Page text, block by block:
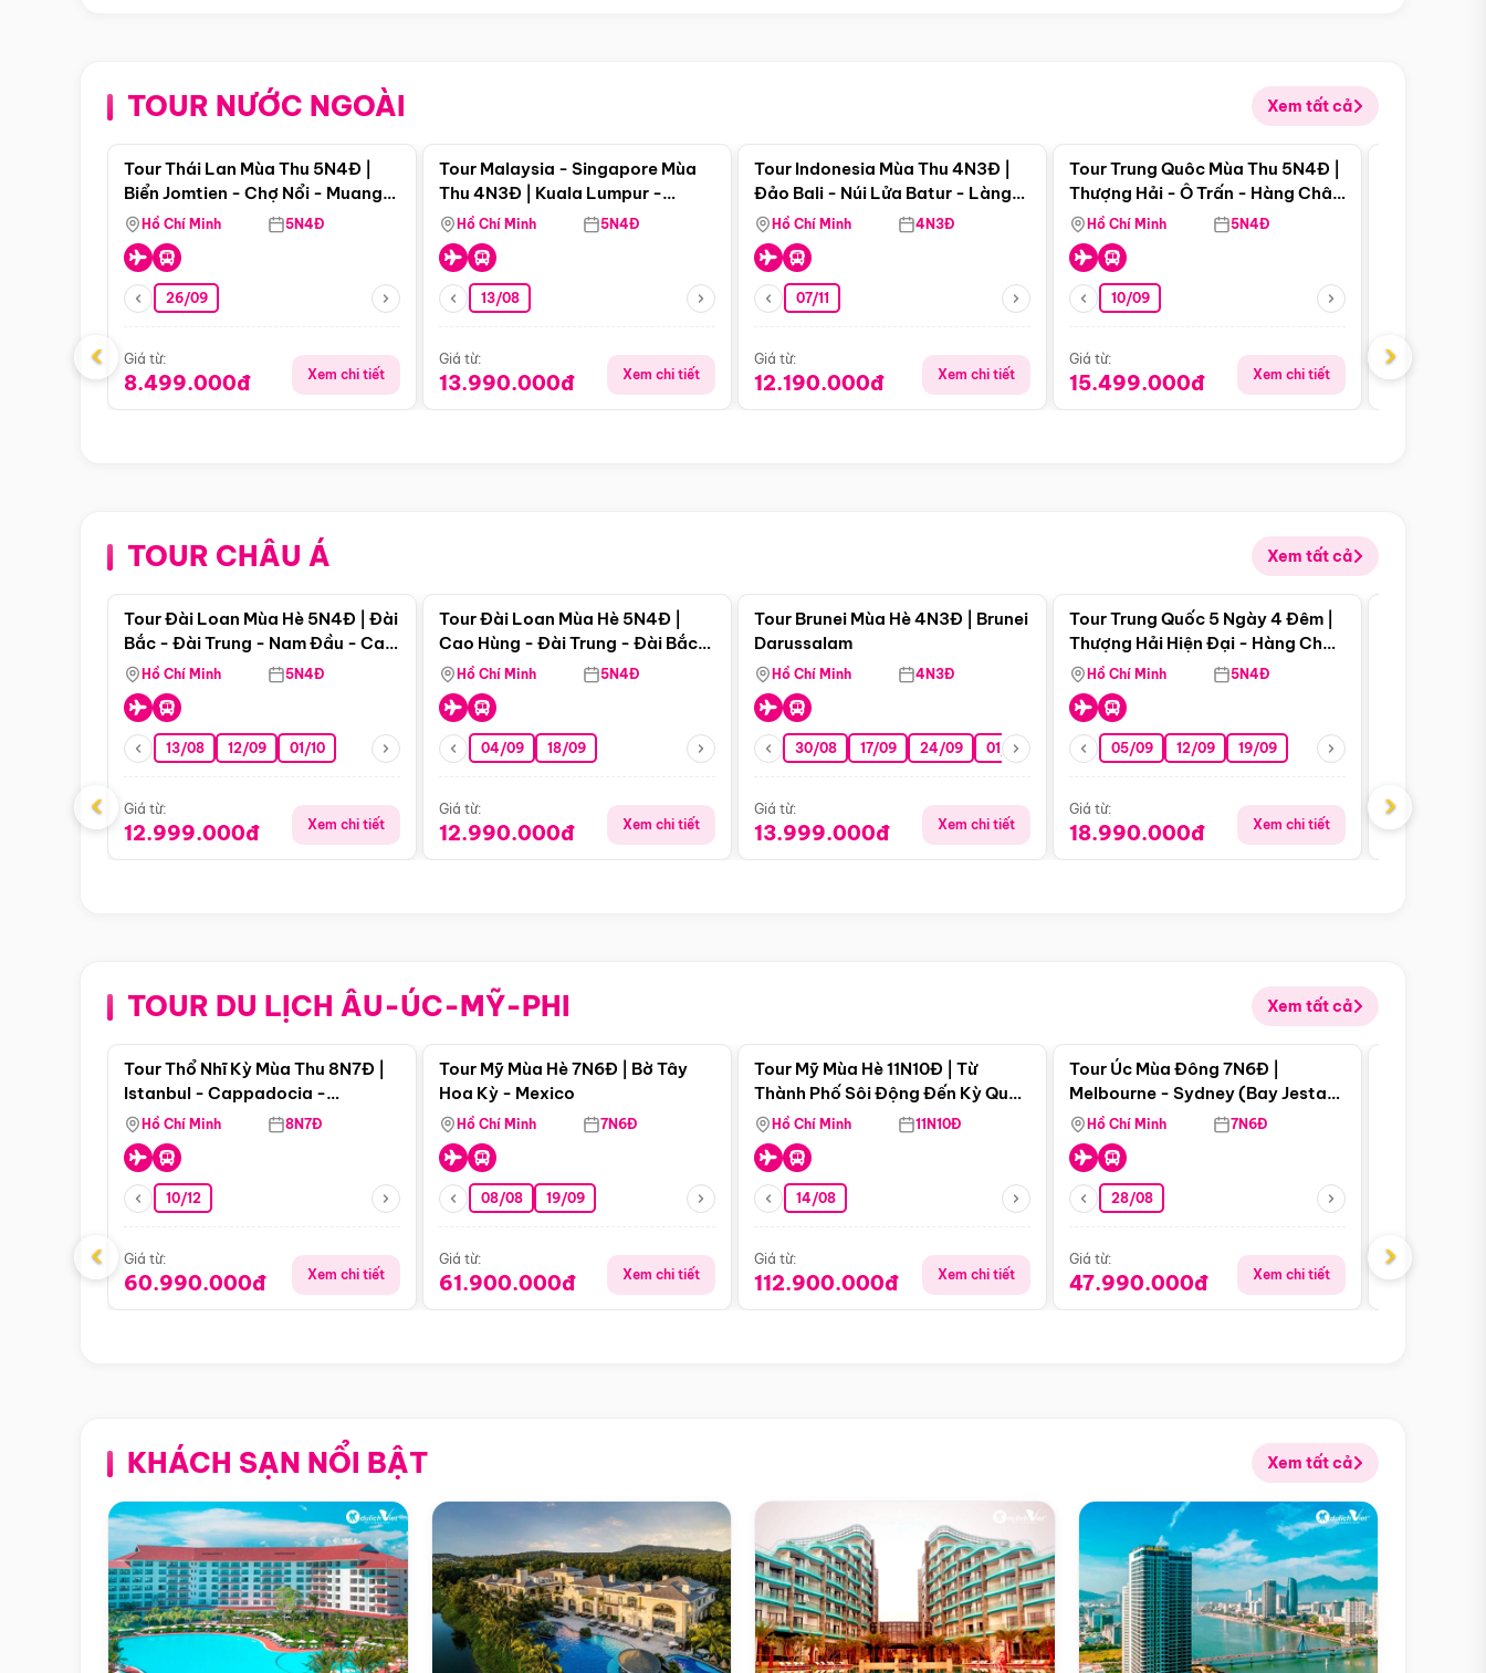
TOUR NƯỚC NGOÀI Xem tất cả
Điểm nổi bật
Tour Thái Lan Mùa Thu 5N4Đ |
Biển Jomtien - Chợ Nổi - Muang
Boran - Suanthai
Hồ Chí Minh 5N4Đ
26/09
Giá từ:
8.499.000đ Xem chi tiết
Tour Malaysia - Singapore Mùa
Thu 4N3Đ | Kuala Lumpur -
Malacca - Johor Baru -
Singapore
Hồ Chí Minh 5N4Đ
13/08
Giá từ:
13.990.000đ Xem chi tiết
Tour Indonesia Mùa Thu 4N3Đ |
Đảo Bali - Núi Lửa Batur - Làng
Penglipuran
Hồ Chí Minh 4N3Đ
07/11
Giá từ:
12.190.000đ Xem chi tiết
Điểm nổi bật
Tour Trung Quôc Mùa Thu 5N4Đ |
Thượng Hải - Ô Trấn - Hàng Châu
(Tour Không Shopping)
Hồ Chí Minh 5N4Đ
10/09
Giá từ:
15.499.000đ Xem chi tiết
Giá từ:
‹ ›
TOUR CHÂU Á Xem tất cả
Điểm nổi bật
Tour Đài Loan Mùa Hè 5N4Đ | Đài
Bắc - Đài Trung - Nam Đầu - Cao
Hùng ( Bay Vn)
Hồ Chí Minh 5N4Đ
13/08 12/09 01/10
Giá từ:
12.999.000đ Xem chi tiết
Tour Đài Loan Mùa Hè 5N4Đ |
Cao Hùng - Đài Trung - Đài Bắc
(Bay Vj)
Hồ Chí Minh 5N4Đ
04/09 18/09
Giá từ:
12.990.000đ Xem chi tiết
Tour Brunei Mùa Hè 4N3Đ | Brunei
Darussalam
Hồ Chí Minh 4N3Đ
30/08 17/09 24/09 01/10 15/10 29/10
Giá từ:
13.999.000đ Xem chi tiết
Điểm nổi bật
Tour Trung Quốc 5 Ngày 4 Đêm |
Thượng Hải Hiện Đại - Hàng Châu
Nên Thơ - Ô Trấn Cổ Kính
Hồ Chí Minh 5N4Đ
05/09 12/09 19/09
Giá từ:
18.990.000đ Xem chi tiết
Giá từ:
‹ ›
TOUR DU LỊCH ÂU-ÚC-MỸ-PHI Xem tất cả
Điểm nổi bật
Tour Thổ Nhĩ Kỳ Mùa Thu 8N7Đ |
Istanbul - Cappadocia -
Pamukkale
Hồ Chí Minh 8N7Đ
10/12
Giá từ:
60.990.000đ Xem chi tiết
Tour Mỹ Mùa Hè 7N6Đ | Bờ Tây
Hoa Kỳ - Mexico
Hồ Chí Minh 7N6Đ
08/08 19/09
Giá từ:
61.900.000đ Xem chi tiết
Tour Mỹ Mùa Hè 11N10Đ | Từ
Thành Phố Sôi Động Đến Kỳ Quan
Thiên Nhiên Mỹ
Hồ Chí Minh 11N10Đ
14/08
Giá từ:
112.900.000đ Xem chi tiết
Điểm nổi bật
Tour Úc Mùa Đông 7N6Đ |
Melbourne - Sydney (Bay Jestar
Airways)
Hồ Chí Minh 7N6Đ
28/08
Giá từ:
47.990.000đ Xem chi tiết
Giá từ:
‹ ›
KHÁCH SẠN NỔI BẬT Xem tất cả